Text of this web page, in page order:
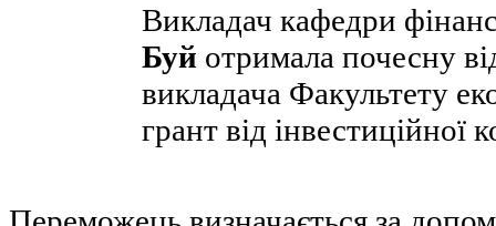
Викладач кафедри
Буй отримала почесну
викладача Факультету
грант від інвестиційної